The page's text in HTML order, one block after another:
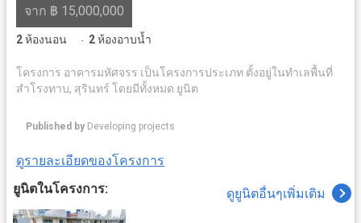
จาก ฿ 15,000,000
2ห้องนอน · 2ห้องอาบน้ำ
โครงการ อาคารมหัศจรร เป็นโครงการประเภท ตั้งอยู่ในทำเลพื้นที่
สำโรงทาบ, สุรินทร์ โดยมีทั้งหมด ยูนิต
Published by Developing projects
ดูรายละเอียดของโครงการ
ยูนิตในโครงการ:
ดูยูนิตอื่นๆเพิ่มเติม